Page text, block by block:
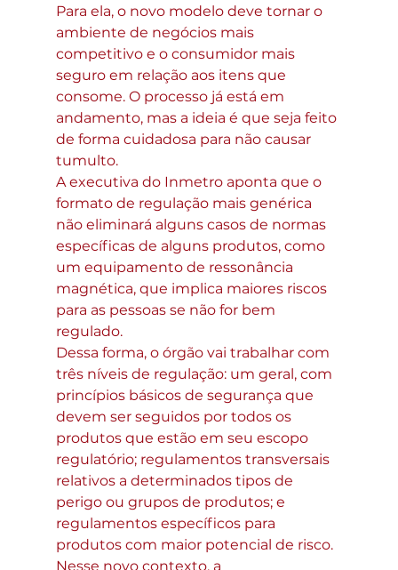
Para ela, o novo modelo deve tornar o
ambiente de negócios mais
competitivo e o consumidor mais
seguro em relação aos itens que
consome. O processo já está em
andamento, mas a ideia é que seja feito
de forma cuidadosa para não causar
tumulto.
A executiva do Inmetro aponta que o
formato de regulação mais genérica
não eliminará alguns casos de normas
específicas de alguns produtos, como
um equipamento de ressonância
magnética, que implica maiores riscos
para as pessoas se não for bem
regulado.
Dessa forma, o órgão vai trabalhar com
três níveis de regulação: um geral, com
princípios básicos de segurança que
devem ser seguidos por todos os
produtos que estão em seu escopo
regulatório; regulamentos transversais
relativos a determinados tipos de
perigo ou grupos de produtos; e
regulamentos específicos para
produtos com maior potencial de risco.
Nesse novo contexto, a